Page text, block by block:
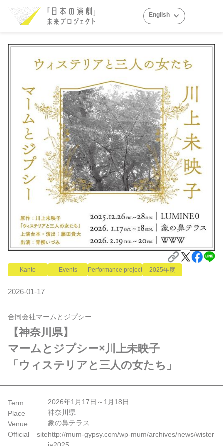
English
Kanto Events Performance project 2025年度
2026-01-17
合同会社マームとジプシー
【神奈川県】
マームとジプシー×川上未映子
「ウィステリアと三人の女たち」
Term
2026年1月17日～1月18日
Place
神奈川県
Venue
象の鼻テラス
Official sitehttp://mum-gypsy.com/wp-mum/archives/news/wister